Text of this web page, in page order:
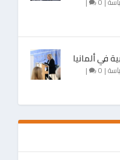
في ألمانيا
|
0
|